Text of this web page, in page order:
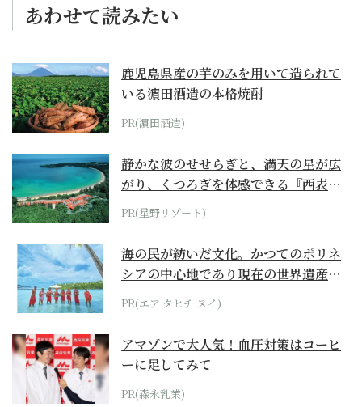
あわせて読みたい
鹿児島県産の芋のみを用いて造られて
いる濵田酒造の本格焼酎
PR(濵田酒造)
静かな波のせせらぎと、満天の星が広
がり、くつろぎを体感できる『西表島
ホテル by...
PR(星野リゾート)
海の民が紡いだ文化。かつてのポリネ
シアの中心地であり現在の世界遺産か
らみえてくる...
PR(エア タヒチ ヌイ)
アマゾンで大人気！血圧対策はコーヒ
ーに足してみて
PR(森永乳業)